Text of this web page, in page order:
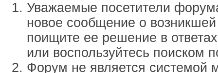
Уважаемые посетители
новое сообщение о
поищите ее решение в
или воспользуйтесь поиском
Форум не является системой